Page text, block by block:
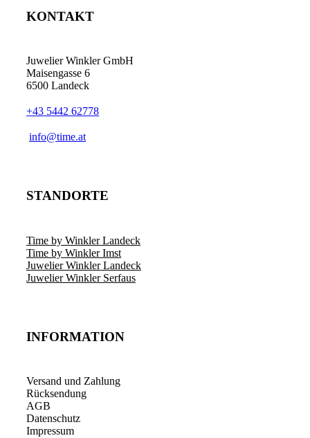
KONTAKT
Juwelier Winkler GmbH
Maisengasse 6
6500 Landeck
+43 5442 62778
info@time.at
STANDORTE
Time by Winkler Landeck
Time by Winkler Imst
Juwelier Winkler Landeck
Juwelier Winkler Serfaus
INFORMATION
Versand und Zahlung
Rücksendung
AGB
Datenschutz
Impressum